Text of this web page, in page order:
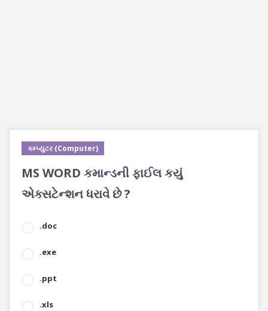
કમ્પ્યુટર (Computer)
MS WORD કમાન્ડની ફાઈલ કયું
એક્સટેન્શન ધરાવે છે ?
.doc
.exe
.ppt
.xls